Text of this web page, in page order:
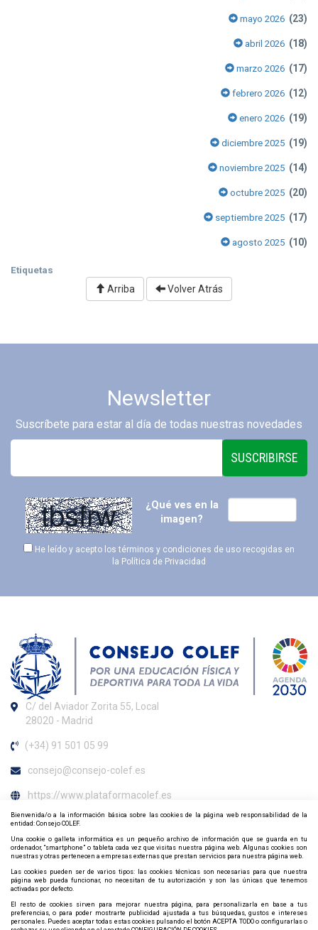
mayo 2026 (23)
abril 2026 (18)
marzo 2026 (17)
febrero 2026 (12)
enero 2026 (19)
diciembre 2025 (19)
noviembre 2025 (14)
octubre 2025 (20)
septiembre 2025 (17)
agosto 2025 (10)
Etiquetas
Arriba Volver Atrás
Newsletter
Suscríbete para estar al día de todas nuestras novedades
SUSCRIBIRSE
¿Qué ves en la
imagen?
He leído y acepto los términos y condiciones de uso recogidas en
la Política de Privacidad
C/ del Aviador Zorita 55, Local
28020 - Madrid
(+34) 91 501 05 99
consejo@consejo-colef.es
https://www.plataformacolef.es
Horario de atención al colegiado
De lunes a viernes de 09:00 h. a 20:00 h.
Contacta y síguenos por redes sociales
Bienvenida/o a la información básica sobre las cookies de la página web responsabilidad de la
entidad: Consejo COLEF.
Una cookie o galleta informática es un pequeño archivo de información que se guarda en tu
ordenador, “smartphone” o tableta cada vez que visitas nuestra página web. Algunas cookies son
nuestras y otras pertenecen a empresas externas que prestan servicios para nuestra página web.
Las cookies pueden ser de varios tipos: las cookies técnicas son necesarias para que nuestra
página web pueda funcionar, no necesitan de tu autorización y son las únicas que tenemos
activadas por defecto.
El resto de cookies sirven para mejorar nuestra página, para personalizarla en base a tus
preferencias, o para poder mostrarte publicidad ajustada a tus búsquedas, gustos e intereses
personales. Puedes aceptar todas estas cookies pulsando el botón ACEPTA TODO o configurarlas o